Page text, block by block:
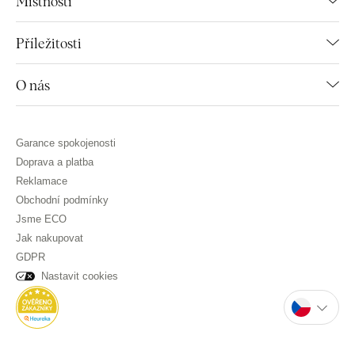
Příležitosti
O nás
Garance spokojenosti
Doprava a platba
Reklamace
Obchodní podmínky
Jsme ECO
Jak nakupovat
GDPR
Nastavit cookies